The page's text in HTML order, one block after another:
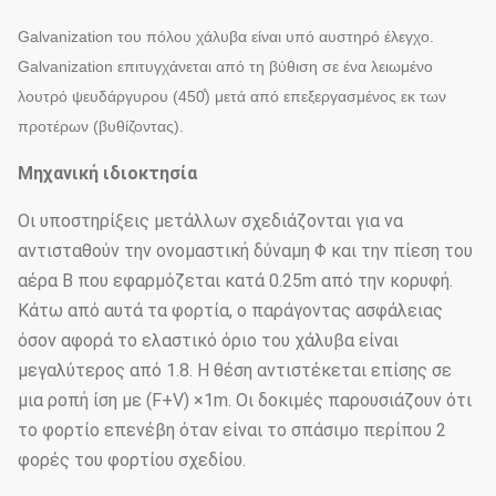
Galvanization του πόλου χάλυβα είναι υπό αυστηρό έλεγχο.
Galvanization επιτυγχάνεται από τη βύθιση σε ένα λειωμένο
λουτρό ψευδάργυρου (450̊) μετά από επεξεργασμένος εκ των
προτέρων (βυθίζοντας).
Μηχανική ιδιοκτησία
Οι υποστηρίξεις μετάλλων σχεδιάζονται για να
αντισταθούν την ονομαστική δύναμη Φ και την πίεση του
αέρα Β που εφαρμόζεται κατά 0.25m από την κορυφή.
Κάτω από αυτά τα φορτία, ο παράγοντας ασφάλειας
όσον αφορά το ελαστικό όριο του χάλυβα είναι
μεγαλύτερος από 1.8. Η θέση αντιστέκεται επίσης σε
μια ροπή ίση με (F+V) ×1m. Οι δοκιμές παρουσιάζουν ότι
το φορτίο επενέβη όταν είναι το σπάσιμο περίπου 2
φορές του φορτίου σχεδίου.